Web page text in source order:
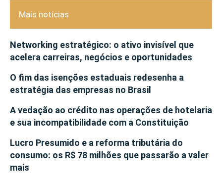
Mais notícias
Networking estratégico: o ativo invisível que
acelera carreiras, negócios e oportunidades
O fim das isenções estaduais redesenha a
estratégia das empresas no Brasil
A vedação ao crédito nas operações de hotelaria
e sua incompatibilidade com a Constituição
Lucro Presumido e a reforma tributária do
consumo: os R$ 78 milhões que passarão a valer
mais